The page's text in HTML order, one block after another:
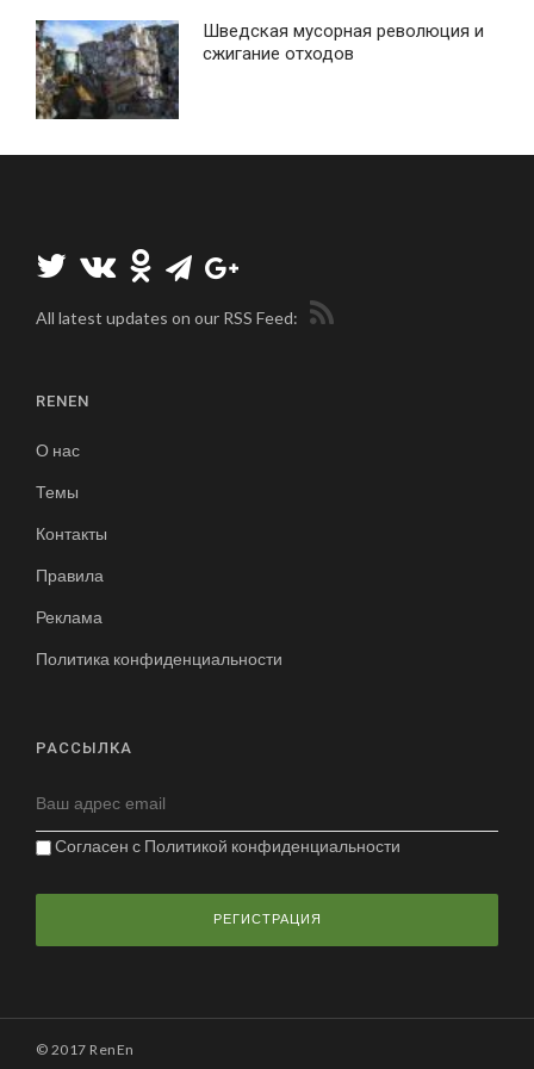
Шведская мусорная революция и
сжигание отходов
All latest updates on our RSS Feed:
RENEN
О нас
Темы
Контакты
Правила
Реклама
Политика конфиденциальности
РАССЫЛКА
Согласен с Политикой конфиденциальности
© 2017 RenEn